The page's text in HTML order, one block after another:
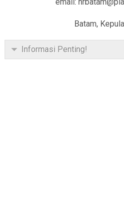
Batam,
Informasi Penting!